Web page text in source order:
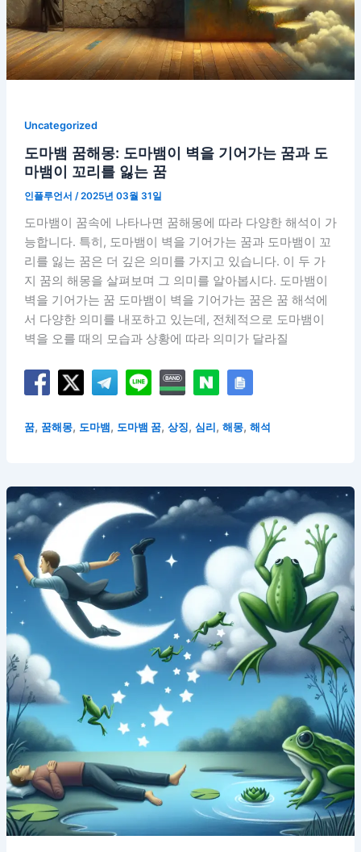
Uncategorized
도마뱀 꿈해몽: 도마뱀이 벽을 기어가는 꿈과 도
마뱀이 꼬리를 잃는 꿈
인플루언서 /2025년 03월 31일
도마뱀이 꿈속에 나타나면 꿈해몽에 따라 다양한 해석이 가
능합니다. 특히, 도마뱀이 벽을 기어가는 꿈과 도마뱀이 꼬
리를 잃는 꿈은 더 깊은 의미를 가지고 있습니다. 이 두 가
지 꿈의 해몽을 살펴보며 그 의미를 알아봅시다. 도마뱀이
벽을 기어가는 꿈 도마뱀이 벽을 기어가는 꿈은 꿈 해석에
서 다양한 의미를 내포하고 있는데, 전체적으로 도마뱀이
벽을 오를 때의 모습과 상황에 따라 의미가 달라질
꿈, 꿈해몽, 도마뱀 , 도마뱀 꿈, 상징, 심리 , 해몽, 해석